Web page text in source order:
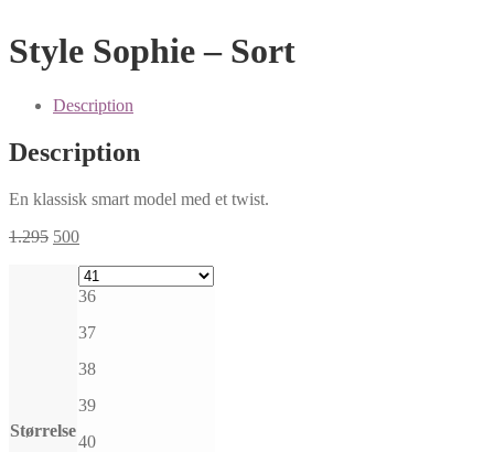
Style Sophie – Sort
Description
Description
En klassisk smart model med et twist.
1.295 500
Størrelse
36
37
38
39
40